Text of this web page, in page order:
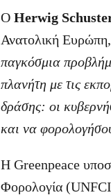
Ο Herwig
Ανατολική
παγκόσμια
πλανήτη με τις
δράσης: οι
και να
Η Greenpeace
Φορολογία